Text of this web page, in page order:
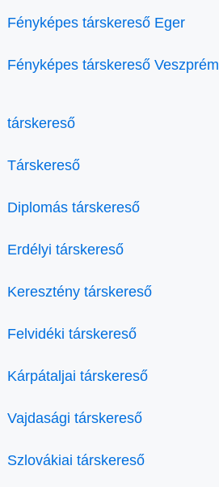
Fényképes társkereső Eger
Fényképes társkereső Veszprém
társkereső
Társkereső
Diplomás társkereső
Erdélyi társkereső
Keresztény társkereső
Felvidéki társkereső
Kárpátaljai társkereső
Vajdasági társkereső
Szlovákiai társkereső